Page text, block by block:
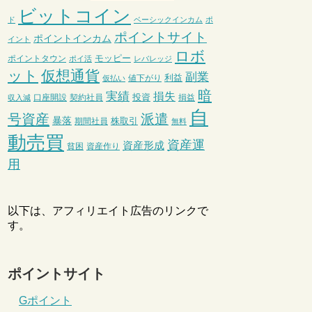
ド ビットコイン ベーシックインカム ポ
イント ポイントインカム ポイントサイト
ポイントタウン ポイ活 モッピー レバレッジ
ロボ
ット 仮想通貨 仮払い 値下がり 利益 副業
収入減 口座開設 契約社員 実績 投資 損失 損益 暗
号資産 暴落 期間社員 株取引 派遣 無料 自
動売買 貧困 資産作り 資産形成 資産運
用
以下は、アフィリエイト広告のリンクで
す。
ポイントサイト
Gポイント